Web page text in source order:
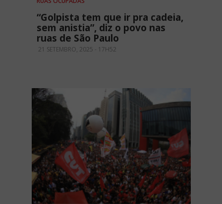
“Golpista tem que ir pra cadeia,
sem anistia”, diz o povo nas
ruas de São Paulo
21 SETEMBRO, 2025 - 17H52